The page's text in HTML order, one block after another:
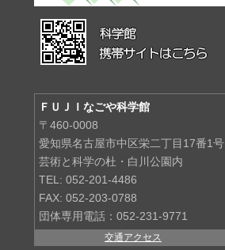
ＦＵＪＩなごや科学館
〒460-0008
愛知県名古屋市中区栄二丁目17番1号
芸術と科学の杜・白川公園内
TEL: 052-201-4486
FAX: 052-203-0788
団体専用電話：052-231-9771
交通アクセス